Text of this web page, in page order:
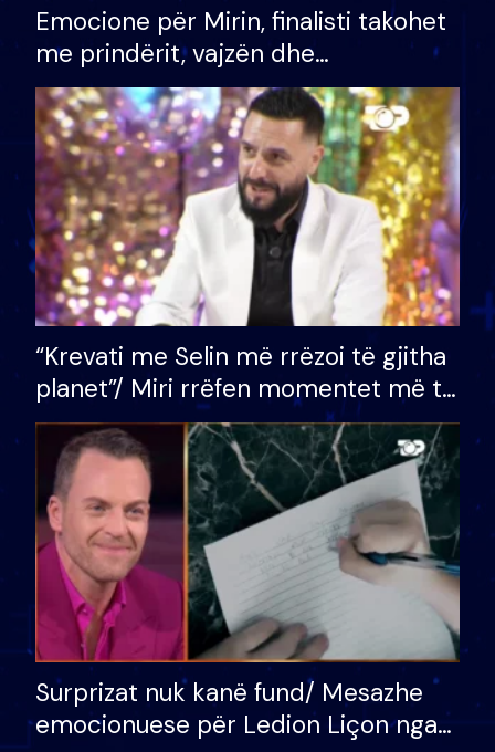
Emocione për Mirin, finalisti takohet
me prindërit, vajzën dhe
bashkëshorten: S’kemi ndonjë letër
divorci apo jo?
“Krevati me Selin më rrëzoi të gjitha
planet”/ Miri rrëfen momentet më të
bukura në shtëpinë e BB VIP: Do më
mungojë zilja e mëngjesit kur…
Surprizat nuk kanë fund/ Mesazhe
emocionuese për Ledion Liçon nga